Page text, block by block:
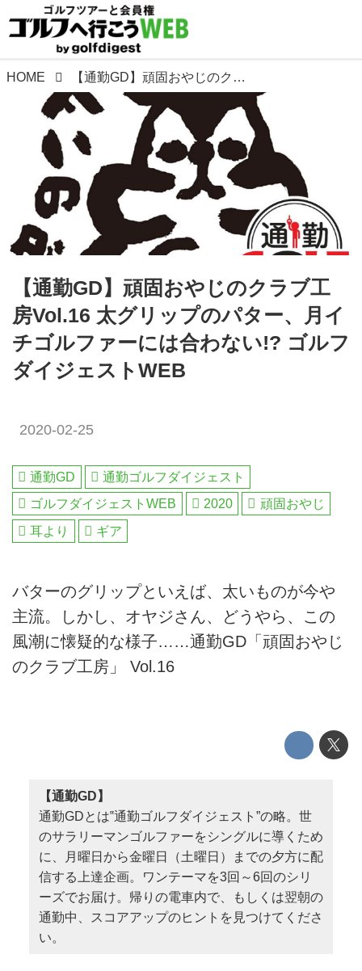
HOME 【通勤GD】頑固おやじのクラブ工房Vol.16 太グリップのパター、月イチゴルファーには合わない!? ゴルフダイジェストWEB
【通勤GD】頑固おやじのクラブ工
房Vol.16 太グリップのパター、月イ
チゴルファーには合わない!? ゴルフ
ダイジェストWEB
2020-02-25
通勤GD
通勤ゴルフダイジェスト
ゴルフダイジェストWEB
2020
頑固おやじ
耳より
ギア
バターのグリップといえば、太いものが今や
主流。しかし、オヤジさん、どうやら、この
風潮に懐疑的な様子……通勤GD「頑固おやじ
のクラブ工房」 Vol.16
【通勤GD】
通勤GDとは‟通勤ゴルフダイジェスト”の略。世
のサラリーマンゴルファーをシングルに導くため
に、月曜日から金曜日（土曜日）までの夕方に配
信する上達企画。ワンテーマを3回～6回のシリ
ーズでお届け。帰りの電車内で、もしくは翌朝の
通勤中、スコアアップのヒントを見つけてくださ
い。